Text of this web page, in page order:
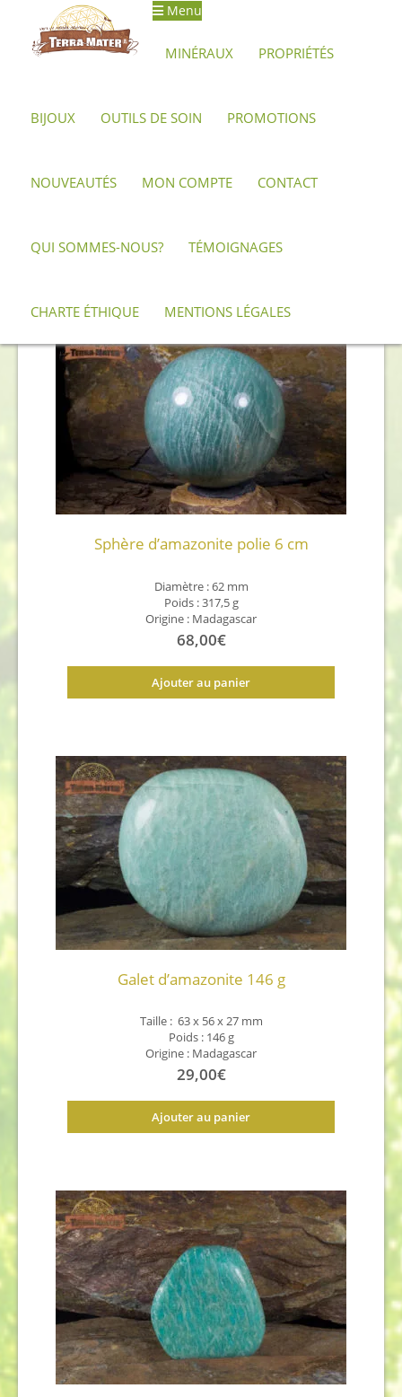
Aller
Aller
au
Menu
MINÉRAUX PROPRIÉTÉS
BIJOUX OUTILS DE SOIN PROMOTIONS
NOUVEAUTÉS MON COMPTE CONTACT
QUI SOMMES-NOUS? TÉMOIGNAGES
CHARTE ÉTHIQUE MENTIONS LÉGALES
Accueil Produits identifiés “microcline”
microcline
plus
au
plus
ancien
Sphère d’amazonite polie 6 cm
Diamètre : 62 mm
Poids : 317,5 g
Origine : Madagascar
68,00€
Ajouter au panier
Galet d’amazonite 146 g
Taille : 63 x 56 x 27 mm
Poids : 146 g
Origine : Madagascar
29,00€
Ajouter au panier